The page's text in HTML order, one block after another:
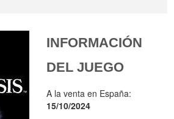
INFORMACIÓN
DEL JUEGO
A la venta en España:
15/10/2024